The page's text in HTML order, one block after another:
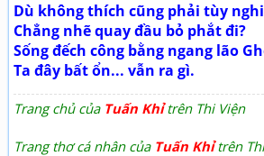
Dù không thích cũng phải tùy nghi
Chẳng nhẽ quay đầu bỏ phắt đi?
Sống đếch công bằng ngang lão
Ta đây bất ổn... vẫn ra gì.
Trang chủ của Tuấn Khỉtrên Thi Viện
Trang thơ cá nhân của Tuấn Khỉtrên